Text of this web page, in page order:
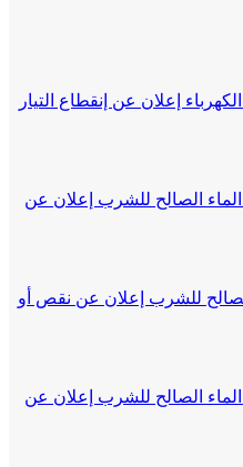
إعلان عن إنقطاع التيار
الصالح للشرب إعلان عن
للشرب إعلان عن نقص أو
الصالح للشرب إعلان عن